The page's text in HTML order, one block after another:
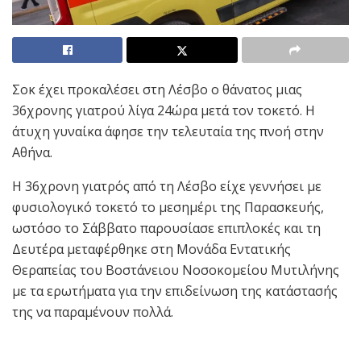
Σοκ έχει προκαλέσει στη Λέσβο ο θάνατος μιας
36χρονης γιατρού λίγα 24ώρα μετά τον τοκετό. Η
άτυχη γυναίκα άφησε την τελευταία της πνοή στην
Αθήνα.
Η 36χρονη γιατρός από τη Λέσβο είχε γεννήσει με
φυσιολογικό τοκετό το μεσημέρι της Παρασκευής,
ωστόσο το Σάββατο παρουσίασε επιπλοκές και τη
Δευτέρα μεταφέρθηκε στη Μονάδα Εντατικής
Θεραπείας του Βοστάνειου Νοσοκομείου Μυτιλήνης
με τα ερωτήματα για την επιδείνωση της κατάστασής
της να παραμένουν πολλά.